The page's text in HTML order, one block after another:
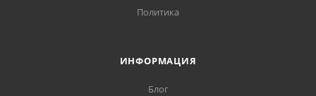
Политика
ИНФОРМАЦИЯ
Блог